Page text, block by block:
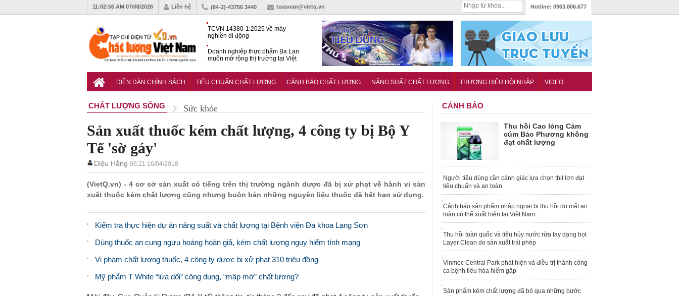
11:02:57 AM 07/08/2026 Liên hệ (84-2)-43756 3440 toasoan@vietq.vn Hotline: 0963.806.677
TCVN 14380-1:2025 về máy
nghiền di động
Doanh nghiệp thực phẩm Ba Lan
muốn mở rộng thị trường tại Việt
nghiệp chinh phục thị trường halal
DIỄN ĐÀN CHÍNH SÁCH TIÊU CHUẨN CHẤT LƯỢNG CẢNH BÁO CHẤT LƯỢNG NĂNG SUẤT CHẤT LƯỢNG THƯƠNG HIỆU HỘI NHẬP VIDEO
CHẤT LƯỢNG SỐNG Sức khỏe
Sản xuất thuốc kém chất lượng, 4 công ty bị Bộ Y
Tế 'sờ gáy'
Diệu Hằng 06:21 16/04/2018
(VietQ.vn) - 4 cơ sở sản xuất có tiếng trên thị trường ngành dược đã bị xử phạt về hành vi sản
xuất thuốc kém chất lượng cũng nhưng buôn bán những nguyên liệu thuốc đã hết hạn sử dụng.
Kiểm tra thực hiện dự án năng suất và chất lượng tại Bệnh viện Đa khoa Lạng Sơn
Dùng thuốc an cung ngưu hoàng hoàn giả, kém chất lượng nguy hiểm tính mạng
Vi phạm chất lượng thuốc, 4 công ty dược bị xử phạt 310 triệu đồng
Mỹ phẩm T White “lừa dối” công dụng, “mập mờ” chất lượng?
CẢNH BÁO
Thu hồi Cao lỏng Cảm
cúm Bảo Phương không
đạt chất lượng
Người tiêu dùng cần cảnh giác lựa chọn thịt lợn đạt
tiêu chuẩn và an toàn
Cảnh báo sản phẩm nhập ngoại bị thu hồi do mất an
toàn có thể xuất hiện tại Việt Nam
Thu hồi toàn quốc và tiêu hủy nước rửa tay dạng bọt
Layer Clean do sản xuất trái phép
Vinmec Central Park phát hiện và điều trị thành công
ca bệnh tiêu hóa hiếm gặp
Sản phẩm kém chất lượng đã bỏ qua những bước